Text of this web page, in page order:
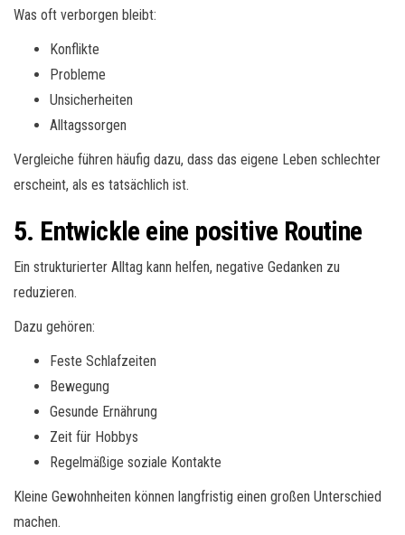
Was oft verborgen bleibt:
Konflikte
Probleme
Unsicherheiten
Alltagssorgen
Vergleiche führen häufig dazu, dass das eigene Leben schlechter
erscheint, als es tatsächlich ist.
5. Entwickle eine positive Routine
Ein strukturierter Alltag kann helfen, negative Gedanken zu
reduzieren.
Dazu gehören:
Feste Schlafzeiten
Bewegung
Gesunde Ernährung
Zeit für Hobbys
Regelmäßige soziale Kontakte
Kleine Gewohnheiten können langfristig einen großen Unterschied
machen.